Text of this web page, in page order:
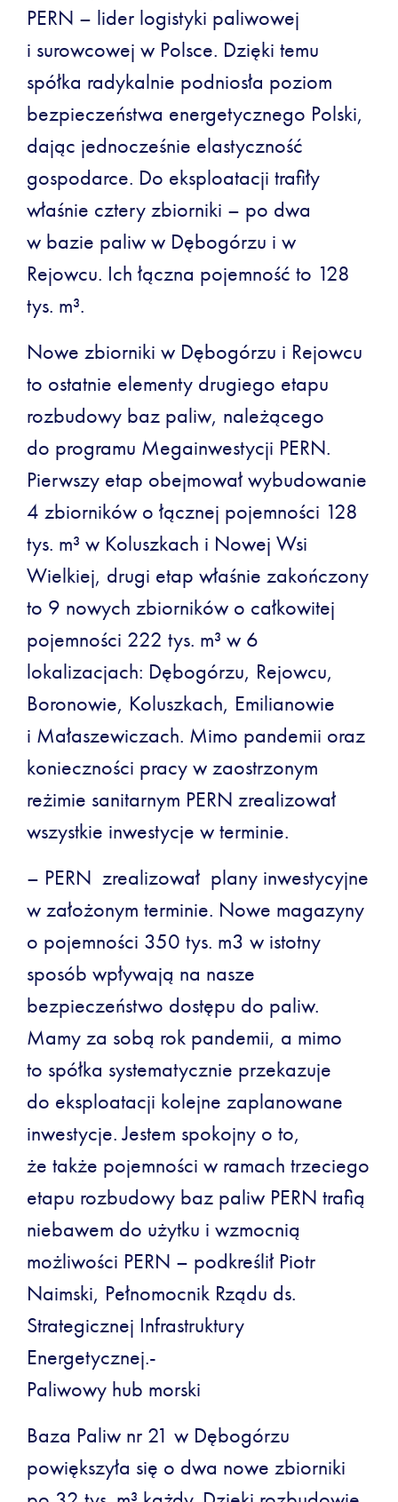
PERN – lider logistyki paliwowej
i surowcowej w Polsce. Dzięki temu
spółka radykalnie podniosła poziom
bezpieczeństwa energetycznego Polski,
dając jednocześnie elastyczność
gospodarce. Do eksploatacji trafiły
właśnie cztery zbiorniki – po dwa
w bazie paliw w Dębogórzu i w
Rejowcu. Ich łączna pojemność to 128
tys. m³.
Nowe zbiorniki w Dębogórzu i Rejowcu
to ostatnie elementy drugiego etapu
rozbudowy baz paliw, należącego
do programu Megainwestycji PERN.
Pierwszy etap obejmował wybudowanie
4 zbiorników o łącznej pojemności 128
tys. m³ w Koluszkach i Nowej Wsi
Wielkiej, drugi etap właśnie zakończony
to 9 nowych zbiorników o całkowitej
pojemności 222 tys. m³ w 6
lokalizacjach: Dębogórzu, Rejowcu,
Boronowie, Koluszkach, Emilianowie
i Małaszewiczach. Mimo pandemii oraz
konieczności pracy w zaostrzonym
reżimie sanitarnym PERN zrealizował
wszystkie inwestycje w terminie.
– PERN zrealizował plany inwestycyjne
w założonym terminie. Nowe magazyny
o pojemności 350 tys. m3 w istotny
sposób wpływają na nasze
bezpieczeństwo dostępu do paliw.
Mamy za sobą rok pandemii, a mimo
to spółka systematycznie przekazuje
do eksploatacji kolejne zaplanowane
inwestycje. Jestem spokojny o to,
że także pojemności w ramach trzeciego
etapu rozbudowy baz paliw PERN trafią
niebawem do użytku i wzmocnią
możliwości PERN – podkreślił Piotr
Naimski, Pełnomocnik Rządu ds.
Strategicznej Infrastruktury
Energetycznej.-
Paliwowy hub morski
Baza Paliw nr 21 w Dębogórzu
powiększyła się o dwa nowe zbiorniki